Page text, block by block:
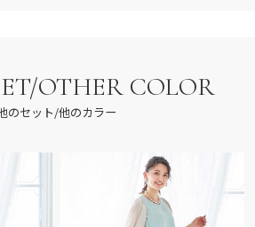
OTHER COLOR
のセット/他のカラー